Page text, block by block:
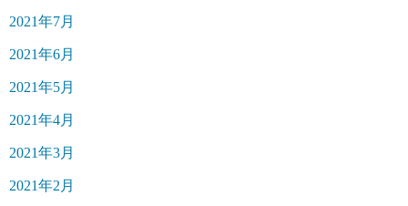
2021年7月
2021年6月
2021年5月
2021年4月
2021年3月
2021年2月